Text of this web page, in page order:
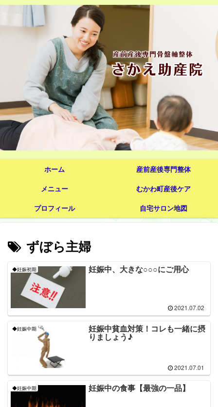
ホーム
産前産後専門整体
メニュー
むかわ町産後ケア
プロフィール
自宅サロン地図
ずぼら主婦
◆妊娠初期 妊娠中、大きな○○○にご用心
2021.07.02
◆妊娠中期 妊娠中貧血対策！コレも一緒に摂
りましょう♪
2021.07.01
◆妊娠中期 妊娠中の食事【最強の一品】